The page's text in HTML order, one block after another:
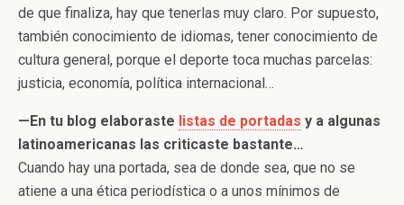
de que finaliza, hay que tenerlas muy claro. Por supuesto,
también conocimiento de idiomas, tener conocimiento de
cultura general, porque el deporte toca muchas parcelas:
justicia, economía, política internacional…
—En tu blog elaboraste listas de portadas y a algunas
latinoamericanas las criticaste bastante…
Cuando hay una portada, sea de donde sea, que no se
atiene a una ética periodística o a unos mínimos de